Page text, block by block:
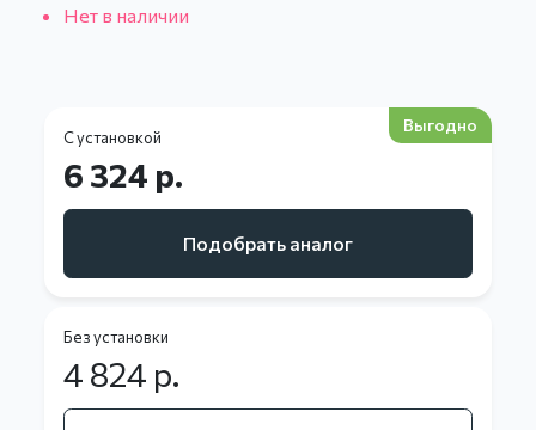
Нет в наличии
С установкой
Выгодно
6 324 р.
Подобрать аналог
Без установки
4 824 р.